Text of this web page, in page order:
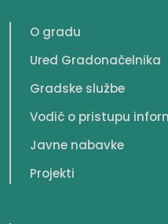
O gradu
Ured Gradonačelnika
Gradske službe
Vodič o pristupu
Javne nabavke
Projekti